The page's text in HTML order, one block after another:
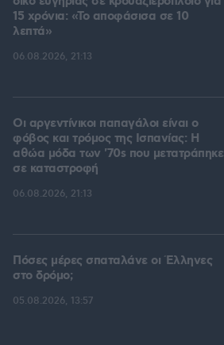
15 χρόνια: «Το αποφάσισα σε 10
λεπτά»
06.08.2026, 21:13
Οι αργεντίνικοι παπαγάλοι είναι ο
φόβος και τρόμος της Ισπανίας: Η
αθώα μόδα των '70s που μετατράπηκε
σε καταστροφή
06.08.2026, 21:13
Πόσες μέρες σπαταλάνε οι Έλληνες
στο δρόμο;
05.08.2026, 13:57